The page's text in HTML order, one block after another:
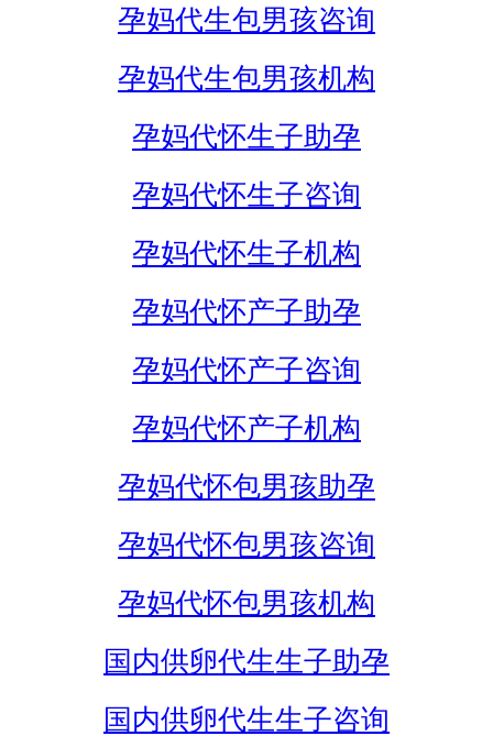
孕妈代生包男孩咨询
孕妈代生包男孩机构
孕妈代怀生子助孕
孕妈代怀生子咨询
孕妈代怀生子机构
孕妈代怀产子助孕
孕妈代怀产子咨询
孕妈代怀产子机构
孕妈代怀包男孩助孕
孕妈代怀包男孩咨询
孕妈代怀包男孩机构
国内供卵代生生子助孕
国内供卵代生生子咨询